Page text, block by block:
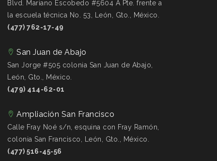
Blvd. Mariano Escobedo #5604 A Pte. frente a
la escuela técnica No. 53, León, Gto., México.
(477) 762-17-49
San Juan de Abajo
San Jorge #505 colonia San Juan de Abajo,
León, Gto., México.
(479) 414-62-01
Ampliación San Francisco
Calle Fray Noé s/n, esquina con Fray Ramón,
colonia San Francisco, León, Gto., México.
(477) 516-45-56